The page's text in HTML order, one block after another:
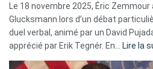
Le 18 novembre 2025, Éric Zemmour
Glucksmann lors d’un débat
duel verbal, animé par un David
apprécié par Erik Tegnér. En…
Lire la